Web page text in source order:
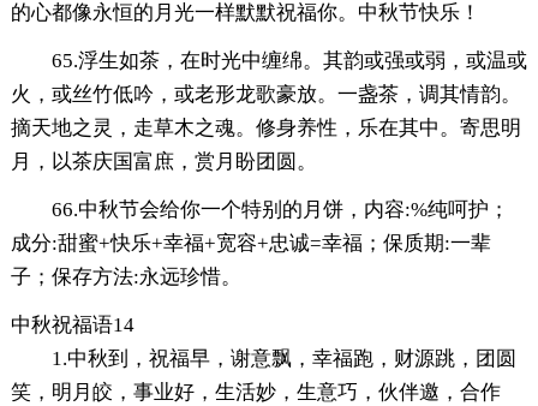
的心都像永恒的月光一样默默祝福你。中秋节快乐！
65.浮生如茶，在时光中缠绵。其韵或强或弱，或温或
火，或丝竹低吟，或老形龙歌豪放。一盏茶，调其情韵。
摘天地之灵，走草木之魂。修身养性，乐在其中。寄思明
月，以茶庆国富庶，赏月盼团圆。
66.中秋节会给你一个特别的月饼，内容:%纯呵护；
成分:甜蜜+快乐+幸福+宽容+忠诚=幸福；保质期:一辈
子；保存方法:永远珍惜。
中秋祝福语14
1.中秋到，祝福早，谢意飘，幸福跑，财源跳，团圆
笑，明月皎，事业好，生活妙，生意巧，伙伴邀，合作